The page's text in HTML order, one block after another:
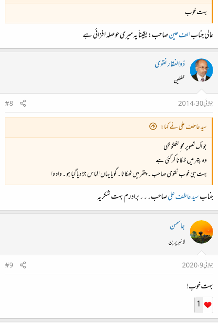
بہت خوب
عالی جنابالف عینصاحب: یقیناََ یہ میری حوصلہ افزائی ہے
ذوالفقار نقوی
محفلین
جولائی 30، 2014
#8
سید عاطف علی نے کہا:
جو اک تصویر محو ِ گفتگو تهی
وہ پتهر میں ٹهکانا کر گئی ہے
بہت ہی خوب نقوی صاحب ۔ پتھر میں ٹھکانا ۔ گویا یہاں الماس جڑ دیا گیا ہو ۔ واہ وا
جنابسید عاطف علیصاحب۔۔۔برادرم بہت شکریہ
جاسمن
لائبریرین
جولائی 9، 2020
#9
بہت خوب!
1